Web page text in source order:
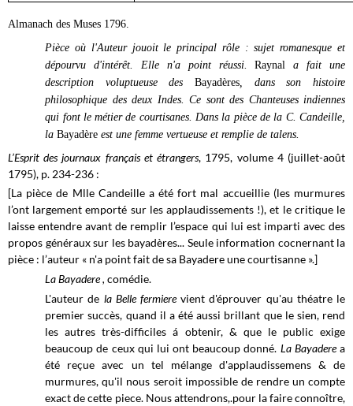
Almanach des Muses 1796.
Pièce où l'Auteur jouoit le principal rôle : sujet romanesque et
dépourvu d'intérêt. Elle n'a point réussi.Raynal
a fait une
description voluptueuse desBayadères , dans son histoire
philosophique des deux Indes. Ce sont des Chanteuses indiennes
qui font le métier de courtisanes. Dans la pièce de la C. Candeille,
laBayadère est une femme vertueuse et remplie de talens.
L’Esprit des journaux français et étrangers, 1795, volume 4 (juillet-août
1795), p. 234-236 :
[La pièce de Mlle Candeille a été fort mal accueillie (les murmures
l’ont largement emporté sur les applaudissements !), et le critique le
laisse entendre avant de remplir l’espace qui lui est imparti avec des
propos généraux sur les bayadères... Seule information cocnernant la
pièce : l’auteur « n'a point fait de sa Bayadere une courtisanne ».]
La Bayadere ,comédie.
L'auteur de la Belle fermierevient d'éprouver qu'au théatre le
premier succès, quand il a été aussi brillant que le sien, rend
les autres très-difficiles á obtenir, & que le public exige
beaucoup de ceux qui lui ont beaucoup donné. La Bayaderea
été reçue avec un tel mélange d'applaudissemens & de
murmures, qu'il nous seroit impossible de rendre un compte
exact de cette piece. Nous attendrons,.pour la faire connoître,